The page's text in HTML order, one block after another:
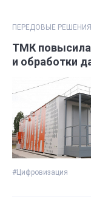
ПЕРЕДОВЫЕ РЕШЕНИЯ
ТМК повысила
и обработки
#Цифровизация